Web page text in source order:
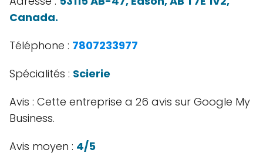
Canada.
Téléphone : 7807233977
Spécialités : Scierie
Avis : Cette entreprise a 26 avis sur Google My
Business.
Avis moyen : 4/5